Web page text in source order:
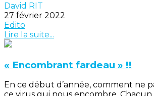
David RIT
27 février 2022
Edito
Lire la suite...
« Encombrant fardeau » !!
En ce début d’année, comment ne